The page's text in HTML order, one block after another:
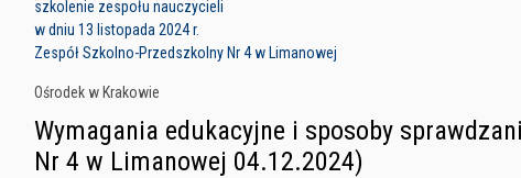
szkolenie zespołu nauczycieli
w dniu 13 listopada 2024 r.
Zespół Szkolno-Przedszkolny Nr 4 w Limanowej
Ośrodek w Krakowie
Wymagania edukacyjne i sposoby
Nr 4 w Limanowej 04.12.2024)